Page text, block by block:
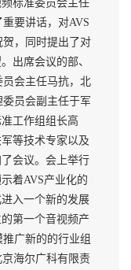
标准委员会主任
要讲话，对AVS
，同时提出了对
出席会议的部、
会主任马抗，北
员会副主任于军
工作组组长高
等技术专家以及
会议。会上举行
着AVS产业化的
入一个新的发展
第一个音视频产
广新的的行业组
海尔广科有限责